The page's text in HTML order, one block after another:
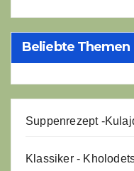
Beliebte Themen
Suppenrezept -
Klassiker -